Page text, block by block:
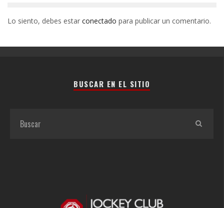
Lo siento, debes estar conectado para publicar un comentario.
BUSCAR EN EL SITIO